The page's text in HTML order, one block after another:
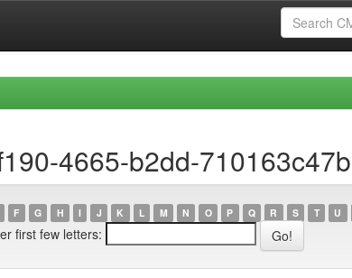
4665-b2dd-
F G H I J K L M N O P Q R S T U
first few letters: